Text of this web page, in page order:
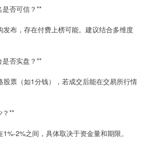
否可信？**
发布，存在付费上榜可能。建议结合多维度
否实盘？**
股票（如1分钱），若成交后能在交易所行情
？**
2%之间，具体取决于资金量和期限。